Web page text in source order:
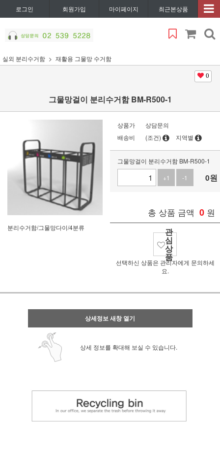
로그인 회원가입 마이페이지 최근본상품
실외 분리수거함 재활용 그물망 수거함
0
그물망걸이 분리수거함 BM-R500-1
분리수거함/그물망다이/4분류
상품가
상담문의
배송비
(조건) 지역별
그물망걸이 분리수거함 BM-R500-1
+1
-1 0원
총 상품 금액 0 원
관
심
상
품
선택하신 상품은 관리자에게 문의하세
요.
상세정보 새창 열기
상세 정보를 확대해 보실 수 있습니다.